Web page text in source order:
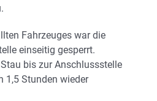
Fahrzeuges war die
einseitig gesperrt.
bis zur Anschlussstelle
1,5 Stunden wieder